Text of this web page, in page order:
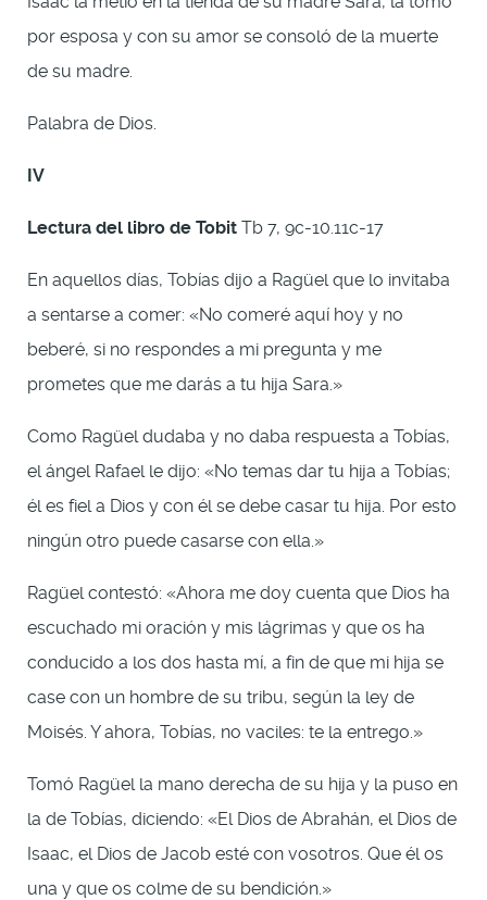
por esposa y con su amor se consoló de la muerte
de su madre.
Palabra de Dios.
IV
Lectura del libro de Tobit Tb 7, 9c-10.11c-17
En aquellos días, Tobías dijo a Ragüel que lo invitaba
a sentarse a comer: «No comeré aquí hoy y no
beberé, si no respondes a mi pregunta y me
prometes que me darás a tu hija Sara.»
Como Ragüel dudaba y no daba respuesta a Tobías,
el ángel Rafael le dijo: «No temas dar tu hija a Tobías;
él es fiel a Dios y con él se debe casar tu hija. Por esto
ningún otro puede casarse con ella.»
Ragüel contestó: «Ahora me doy cuenta que Dios ha
escuchado mi oración y mis lágrimas y que os ha
conducido a los dos hasta mí, a fin de que mi hija se
case con un hombre de su tribu, según la ley de
Moisés. Y ahora, Tobías, no vaciles: te la entrego.»
Tomó Ragüel la mano derecha de su hija y la puso en
la de Tobías, diciendo: «El Dios de Abrahán, el Dios de
Isaac, el Dios de Jacob esté con vosotros. Que él os
una y que os colme de su bendición.»